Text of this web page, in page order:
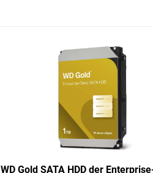
WD Gold SATA HDD der